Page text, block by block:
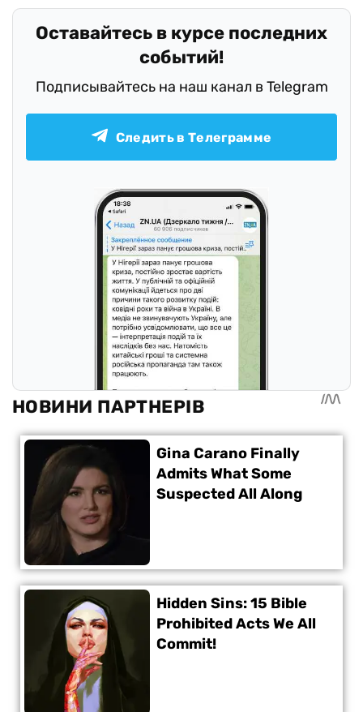
Оставайтесь в курсе последних
событий!
Подписывайтесь на наш канал в Telegram
Следить в Телеграмме